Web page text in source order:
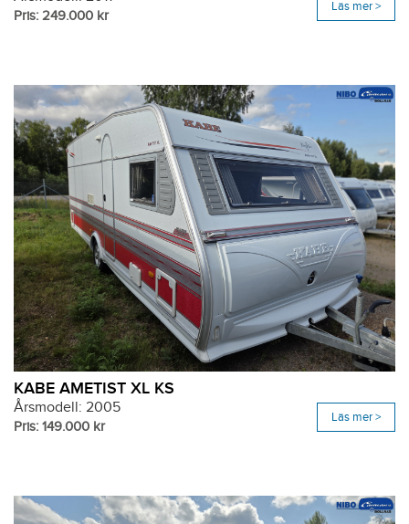
Pris: 249.000 kr
Läs mer >
KABE AMETIST XL KS
Årsmodell: 2005
Pris: 149.000 kr
Läs mer >